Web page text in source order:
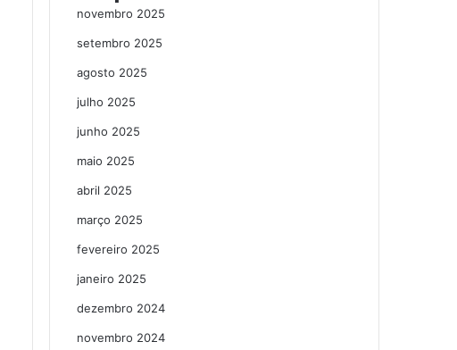
novembro 2025
setembro 2025
agosto 2025
julho 2025
junho 2025
maio 2025
abril 2025
março 2025
fevereiro 2025
janeiro 2025
dezembro 2024
novembro 2024